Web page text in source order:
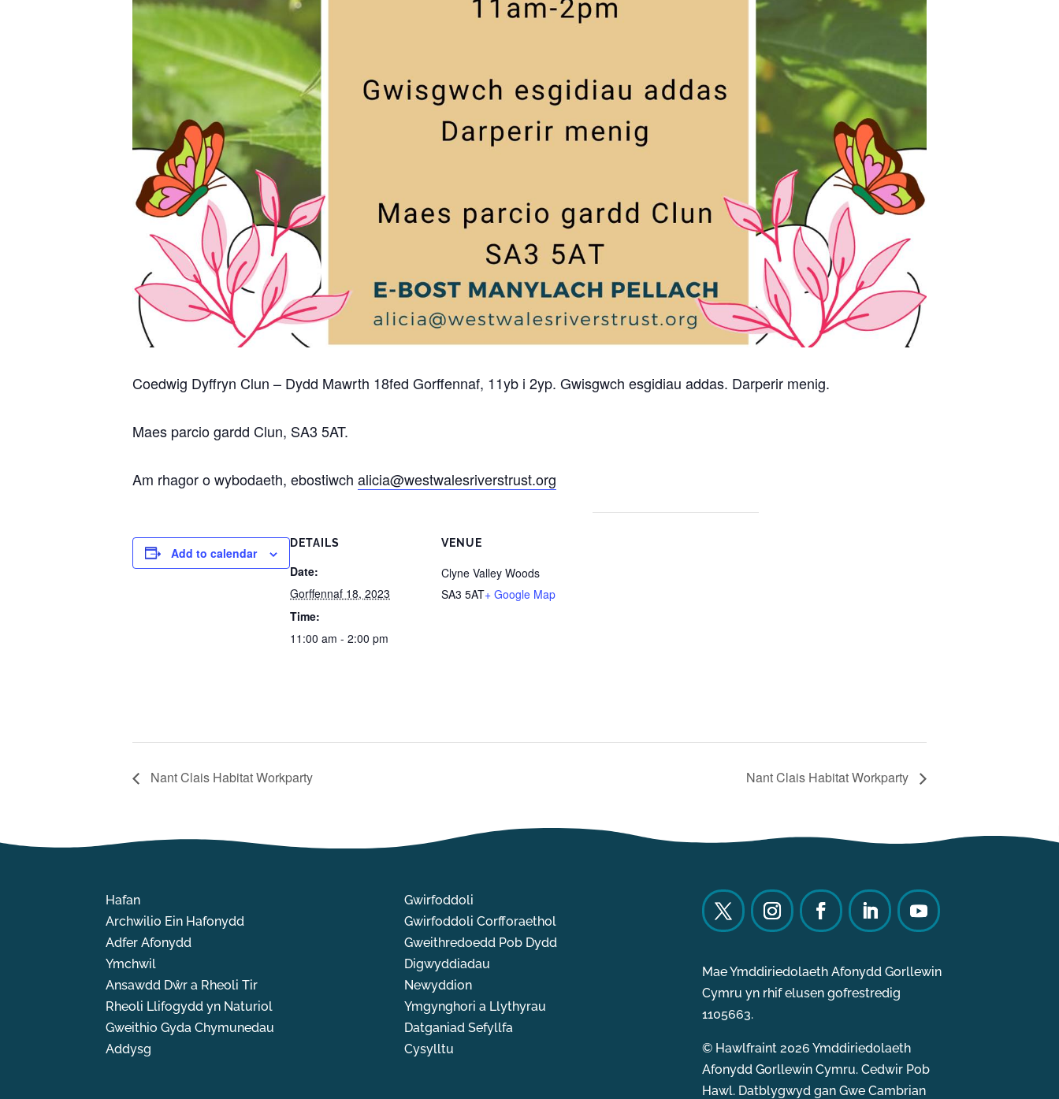
Coedwig Dyffryn Clun – Dydd Mawrth 18fed Gorffennaf, 11yb i 2yp. Gwisgwch esgidiau addas. Darperir menig.
Maes parcio gardd Clun, SA3 5AT.
Am rhagor o wybodaeth, ebostiwch alicia@westwalesriverstrust.org
Add to calendar
DETAILS
Date:
Gorffennaf 18, 2023
Time:
11:00 am - 2:00 pm
VENUE
Clyne Valley Woods
SA3 5AT+ Google Map
Nant Clais Habitat Workparty Nant Clais Habitat Workparty
Hafan
Archwilio Ein Hafonydd
Adfer Afonydd
Ymchwil
Ansawdd Dŵr a Rheoli Tir
Rheoli Llifogydd yn Naturiol
Gweithio Gyda Chymunedau
Addysg
Gwirfoddoli
Gwirfoddoli Corfforaethol
Gweithredoedd Pob Dydd
Digwyddiadau
Newyddion
Ymgynghori a Llythyrau
Datganiad Sefyllfa
Cysylltu
Mae Ymddiriedolaeth Afonydd Gorllewin
Cymru yn rhif elusen gofrestredig
1105663.
© Hawlfraint 2026 Ymddiriedolaeth
Afonydd Gorllewin Cymru. Cedwir Pob
Hawl. Datblygwyd gan Gwe Cambrian